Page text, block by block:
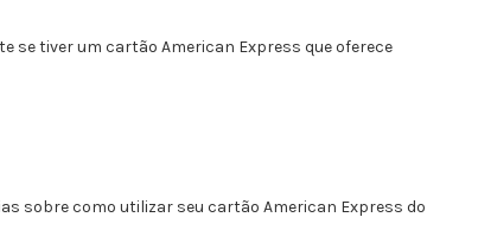
se tiver um cartão American Express que oferece
sobre como utilizar seu cartão American Express do